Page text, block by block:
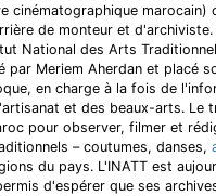
cinématographique marocain)
de monteur et
National des Arts
par Meriem Aherdan et placé
en charge à la fois de
et des beaux-arts. Le
pour observer, filmer et
– coutumes, danses,
du pays. L'INATT est
d'espérer que ses